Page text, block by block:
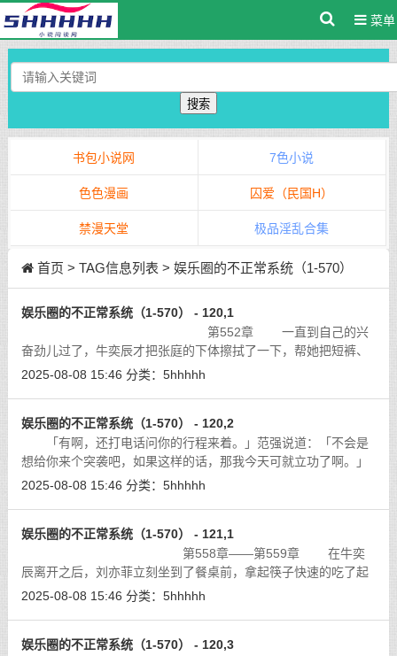
菜单
搜索
书包小说网 7色小说
色色漫画 囚爱（民国H）
禁漫天堂 极品淫乱合集
首页 > TAG信息列表 > 娱乐圈的不正常系统（1-570）
娱乐圈的不正常系统（1-570） - 120,1
第552章 一直到自己的兴
奋劲儿过了，牛奕辰才把张庭的下体擦拭了一下，帮她把短裤、
鞋子给穿到了身上。[详细]
2025-08-08 15:46 分类： 5hhhhh
娱乐圈的不正常系统（1-570） - 120,2
「有啊，还打电话问你的行程来着。」范强说道：「不会是
想给你来个突袭吧，如果这样的话，那我今天可就立功了啊。」
[详细]
2025-08-08 15:46 分类： 5hhhhh
娱乐圈的不正常系统（1-570） - 121,1
第558章——第559章 在牛奕
辰离开之后，刘亦菲立刻坐到了餐桌前，拿起筷子快速的吃了起
来。别说，牛奕辰虽然有段时间没有做饭了，但是手艺还是相当
2025-08-08 15:46 分类： 5hhhhh
娱乐圈的不正常系统（1-570） - 120,3